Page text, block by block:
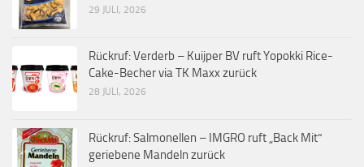
29 JULI, 2026
Rückruf: Verderb – Kuijper BV ruft Yopokki Rice-
Cake-Becher via TK Maxx zurück
28 JULI, 2026
Rückruf: Salmonellen – IMGRO ruft „Back Mit“
geriebene Mandeln zurück